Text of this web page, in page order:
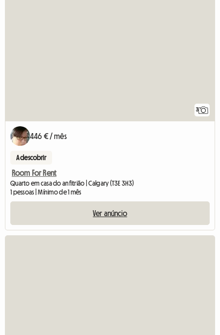
3
446 € / mês
A descobrir
Room For Rent
Quarto em casa do anfitrião | Calgary (T3E 3H3)
1 pessoas | Mínimo de 1 mês
Ver anúncio